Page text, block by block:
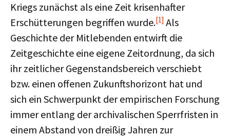
Kriegs zunächst als eine Zeit krisenhafter
Erschütterungen begriffen wurde.[1] Als
Geschichte der Mitlebenden entwirft die
Zeitgeschichte eine eigene Zeitordnung, da sich
ihr zeitlicher Gegenstandsbereich verschiebt
bzw. einen offenen Zukunftshorizont hat und
sich ein Schwerpunkt der empirischen Forschung
immer entlang der archivalischen Sperrfristen in
einem Abstand von dreißig Jahren zur